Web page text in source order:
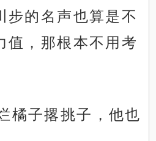
步的名声也算是不
值，那根本不用考
橘子撂挑子，他也